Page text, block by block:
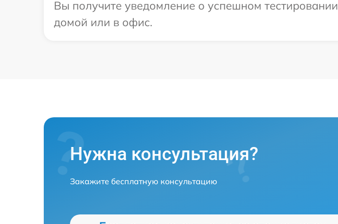
Вы получите уведомление о успешном
домой или в офис.
Нужна консультация?
Закажите бесплатную консультацию